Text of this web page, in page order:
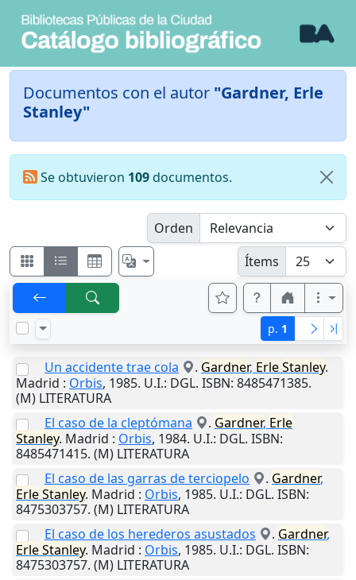
Documentos con el autor "Gardner, Erle
Stanley"
Se obtuvieron 109documentos.
Orden
Ítems
p. 1
Un accidente trae cola . Gardner, ErleStanley.
Madrid : Orbis, 1985. U.I.: DGL. ISBN: 8485471385.
(M) LITERATURA
El caso de la cleptómana
. Gardner, Erle
Stanley. Madrid : Orbis, 1984. U.I.: DGL. ISBN:
8485471415. (M) LITERATURA
El caso de las garras de terciopelo
. Gardner,
ErleStanley. Madrid : Orbis, 1985. U.I.: DGL. ISBN:
8475303757. (M) LITERATURA
El caso de los herederos asustados
. Gardner,
ErleStanley. Madrid : Orbis, 1985. U.I.: DGL. ISBN:
8475303757. (M) LITERATURA